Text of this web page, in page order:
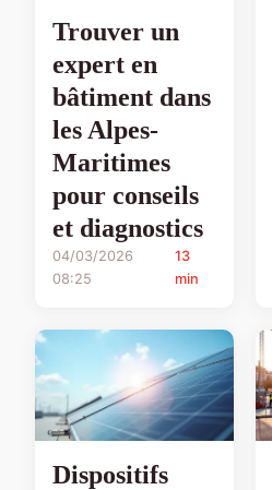
Trouver un
expert en
bâtiment dans
les Alpes-
Maritimes
pour conseils
et diagnostics
04/03/2026
08:25
13
min
Dispositifs